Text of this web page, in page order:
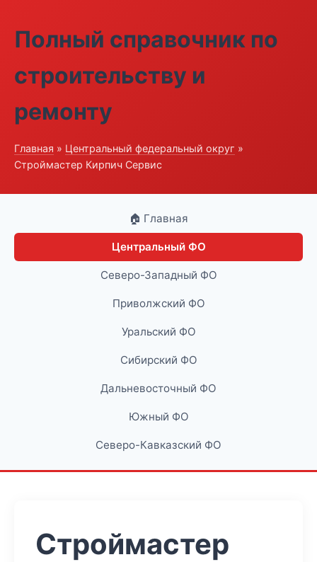
Полный справочник по
строительству и
ремонту
Главная » Центральный федеральный округ »
Строймастер Кирпич Сервис
🏠 Главная
Центральный ФО
Северо-Западный ФО
Приволжский ФО
Уральский ФО
Сибирский ФО
Дальневосточный ФО
Южный ФО
Северо-Кавказский ФО
Строймастер